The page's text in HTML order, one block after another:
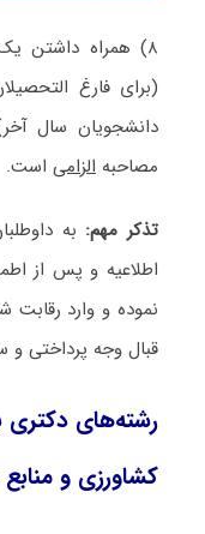
۸) همراه داشتن
(برای فارغ
دانشجویان سال
مصاحبه الزامیاست.
تذکر مهم: به
اطلاعیه و پس از
نموده و وارد رقابت
قبال وجه پرداختی
کشاورزی و